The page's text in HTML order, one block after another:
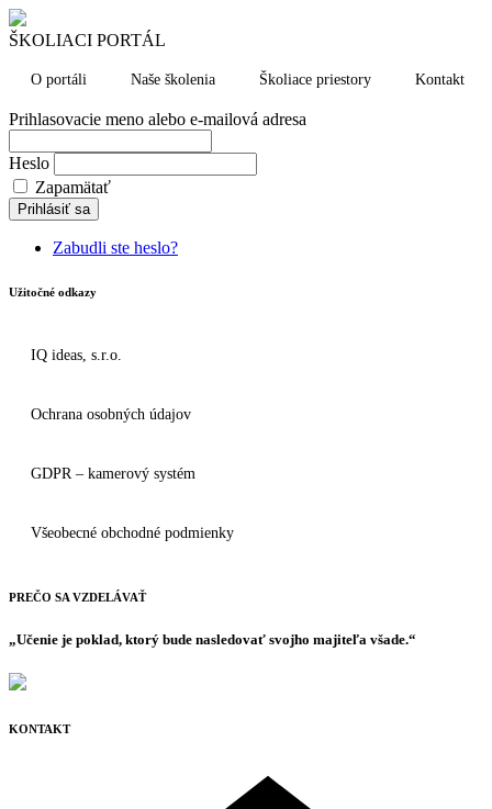
ŠKOLIACI PORTÁL
O portáli Naše školenia Školiace priestory Kontakt
Prihlasovacie meno alebo e-mailová adresa
Heslo
Zapamätať
Prihlásiť sa
Zabudli ste heslo?
Užitočné odkazy
IQ ideas, s.r.o.
Ochrana osobných údajov
GDPR – kamerový systém
Všeobecné obchodné podmienky
PREČO SA VZDELÁVAŤ
„Učenie je poklad, ktorý bude nasledovať svojho majiteľa všade.“
KONTAKT